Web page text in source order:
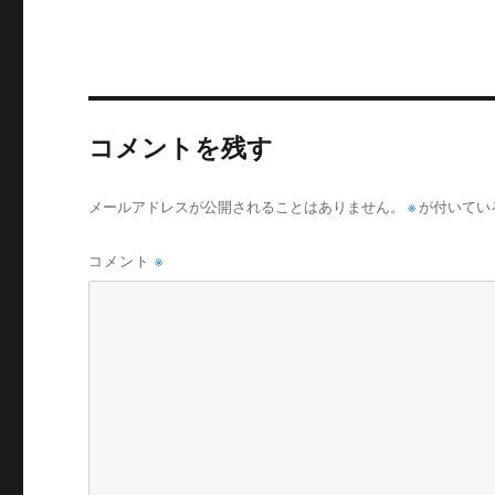
コメントを残す
メールアドレスが公開されることはありません。 ※ が付いて
コメント※